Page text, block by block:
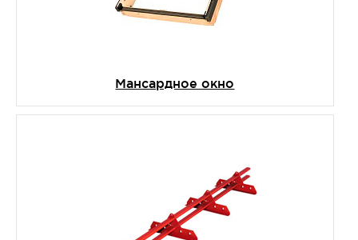
Мансардное окно